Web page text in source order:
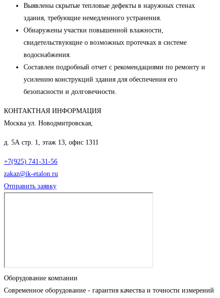
Выявлены скрытые тепловые дефекты в наружных стенах
здания, требующие немедленного устранения.
Обнаружены участки повышенной влажности,
свидетельствующие о возможных протечках в системе
водоснабжения.
Составлен подробный отчет с рекомендациями по ремонту и
усилению конструкций здания для обеспечения его
безопасности и долговечности.
КОНТАКТНАЯ ИНФОРМАЦИЯ
Москва ул. Новодмитровская,
д. 5А стр. 1, этаж 13, офис 1311
+7(925) 741-31-56
zakaz@ik-etalon.ru
Отправить заявку
Оборудование компании
Современное оборудование - гарантия качества и точности измерений